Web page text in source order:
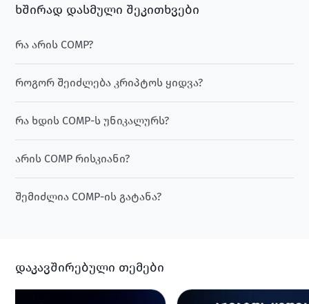
ხშირად დასმული შეკითხვები
რა არის COMP?
როგორ შეიძლება კრიპტოს ყიდვა?
რა ხდის COMP-ს უნიკალურს?
არის COMP რისკიანი?
შემიძლია COMP-ის გატანა?
დაკავშირებული თემები